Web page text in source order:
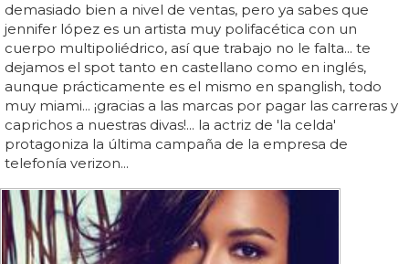
demasiado bien a nivel de ventas, pero ya sabes que
jennifer lópez es un artista muy polifacética con un
cuerpo multipoliédrico, así que trabajo no le falta... te
dejamos el spot tanto en castellano como en inglés,
aunque prácticamente es el mismo en spanglish, todo
muy miami... ¡gracias a las marcas por pagar las carreras y
caprichos a nuestras divas!... la actriz de 'la celda'
protagoniza la última campaña de la empresa de
telefonía verizon...